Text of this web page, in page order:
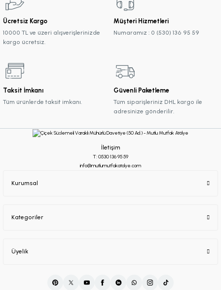
Ücretsiz Kargo
10000 TL ve üzeri alışverişlerinizde
kargo ücretsiz.
Müşteri Hizmetleri
Numaramız : 0 (530) 136 95 59
Taksit İmkanı
Tüm ürünlerde taksit imkanı.
Güvenli Paketleme
Tüm siparişleriniz DHL kargo ile
adresinize gönderilir.
İletişim
T: 0530 136 95 59
info@mutlumutfakatolye.com
Kurumsal
Kategoriler
Üyelik